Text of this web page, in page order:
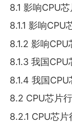
8.1 影响CPU
8.1.1 影响
8.1.2 影响
8.1.3 我国
8.1.4 我国
8.2 CPU芯片
8.2.1 CPU芯